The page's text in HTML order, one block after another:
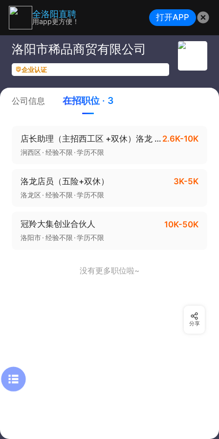
洛阳市稀品商贸有限公司
企业认证
公司信息 在招职位 · 3
店长助理（主招西工区 +双休）洛龙 关林 涧西 2.6K-10K
涧西区 经验不限 学历不限
洛龙店员（五险+双休） 3K-5K
洛龙区 经验不限 学历不限
冠羚大集创业合伙人 10K-50K
洛阳市 经验不限 学历不限
没有更多职位啦~
分享
全洛阳直聘
用app更方便！ 打开APP